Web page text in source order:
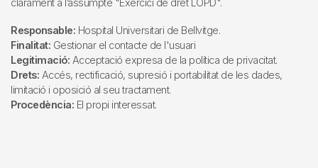
clarament a l’assumpte "Exercici de dret LOPD".
Responsable: Hospital Universitari de Bellvitge.
Finalitat: Gestionar el contacte de l'usuari
Legitimació: Acceptació expresa de la política de privacitat.
Drets: Accés, rectificació, supresió i portabilitat de les dades,
limitació i oposició al seu tractament.
Procedència: El propi interessat.